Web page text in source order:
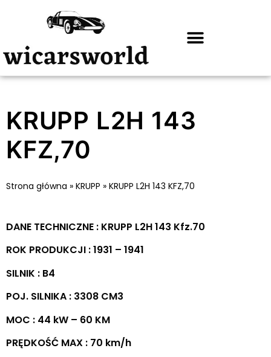
KRUPP L2H 143
KFZ,70
Strona główna » KRUPP » KRUPP L2H 143 KFZ,70
DANE TECHNICZNE : KRUPP L2H 143 Kfz.70
ROK PRODUKCJI : 1931 – 1941
SILNIK : B4
POJ. SILNIKA : 3308 CM3
MOC : 44 kW – 60 KM
PRĘDKOŚĆ MAX : 70 km/h